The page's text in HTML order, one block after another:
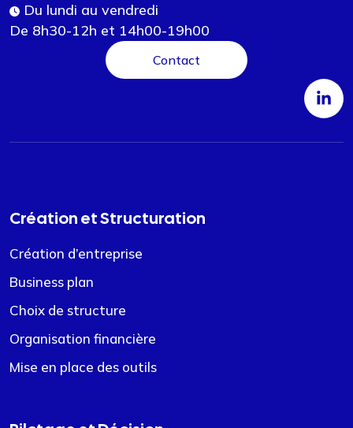
Du lundi au vendredi
De 8h30-12h et 14h00-19h00
Contact
Création et Structuration
Création d’entreprise
Business plan
Choix de structure
Organisation financière
Mise en place des outils